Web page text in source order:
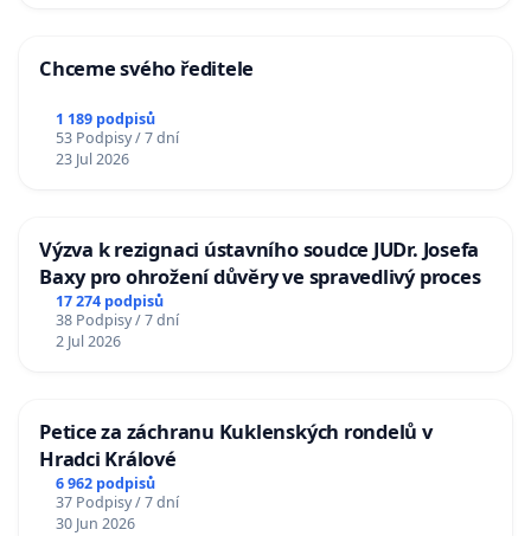
Chceme svého ředitele
1 189 podpisů
53 Podpisy / 7 dní
23 Jul 2026
Výzva k rezignaci ústavního soudce JUDr. Josefa
Baxy pro ohrožení důvěry ve spravedlivý proces
17 274 podpisů
38 Podpisy / 7 dní
2 Jul 2026
Petice za záchranu Kuklenských rondelů v
Hradci Králové
6 962 podpisů
37 Podpisy / 7 dní
30 Jun 2026